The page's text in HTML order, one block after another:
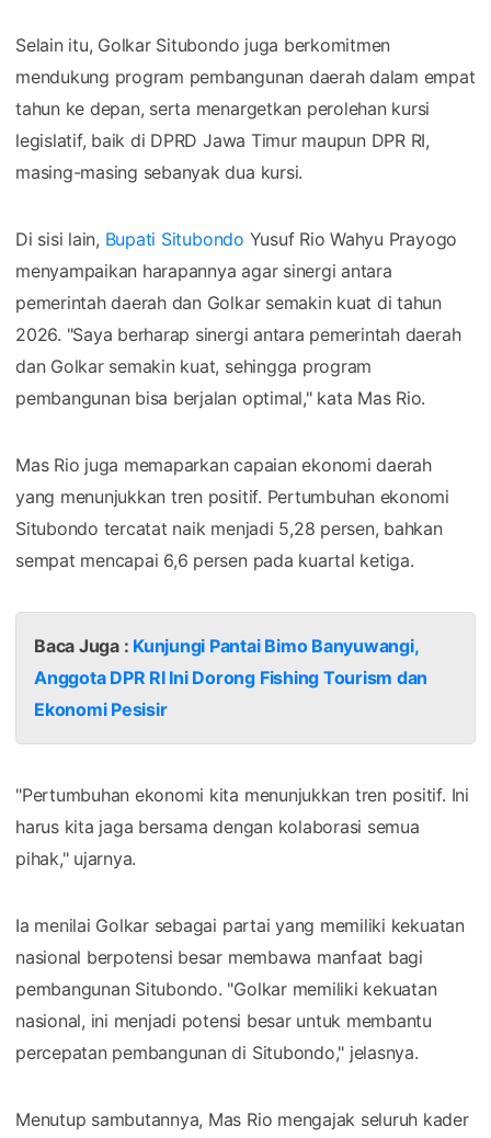
Selain itu, Golkar Situbondo juga berkomitmen
mendukung program pembangunan daerah dalam empat
tahun ke depan, serta menargetkan perolehan kursi
legislatif, baik di DPRD Jawa Timur maupun DPR RI,
masing-masing sebanyak dua kursi.
Di sisi lain, Bupati Situbondo Yusuf Rio Wahyu Prayogo
menyampaikan harapannya agar sinergi antara
pemerintah daerah dan Golkar semakin kuat di tahun
2026. "Saya berharap sinergi antara pemerintah daerah
dan Golkar semakin kuat, sehingga program
pembangunan bisa berjalan optimal," kata Mas Rio.
Mas Rio juga memaparkan capaian ekonomi daerah
yang menunjukkan tren positif. Pertumbuhan ekonomi
Situbondo tercatat naik menjadi 5,28 persen, bahkan
sempat mencapai 6,6 persen pada kuartal ketiga.
Baca Juga : Kunjungi Pantai Bimo Banyuwangi,
Anggota DPR RI Ini Dorong Fishing Tourism dan
Ekonomi Pesisir
"Pertumbuhan ekonomi kita menunjukkan tren positif. Ini
harus kita jaga bersama dengan kolaborasi semua
pihak," ujarnya.
Ia menilai Golkar sebagai partai yang memiliki kekuatan
nasional berpotensi besar membawa manfaat bagi
pembangunan Situbondo. "Golkar memiliki kekuatan
nasional, ini menjadi potensi besar untuk membantu
percepatan pembangunan di Situbondo," jelasnya.
Menutup sambutannya, Mas Rio mengajak seluruh kader